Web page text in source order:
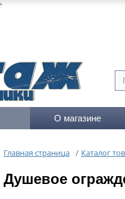
О магазине
Главная страница / Каталог
Душевое